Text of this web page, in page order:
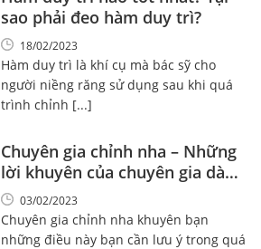
sao phải đeo hàm duy trì?
18/02/2023
Hàm duy trì là khí cụ mà bác sỹ cho
người niềng răng sử dụng sau khi quá
trình chỉnh [...]
Chuyên gia chỉnh nha – Những
lời khuyên của chuyên gia dành
cho đồng niềng
03/02/2023
Chuyên gia chỉnh nha khuyên bạn
những điều này bạn cần lưu ý trong quá